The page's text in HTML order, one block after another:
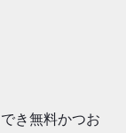
き無料かつお